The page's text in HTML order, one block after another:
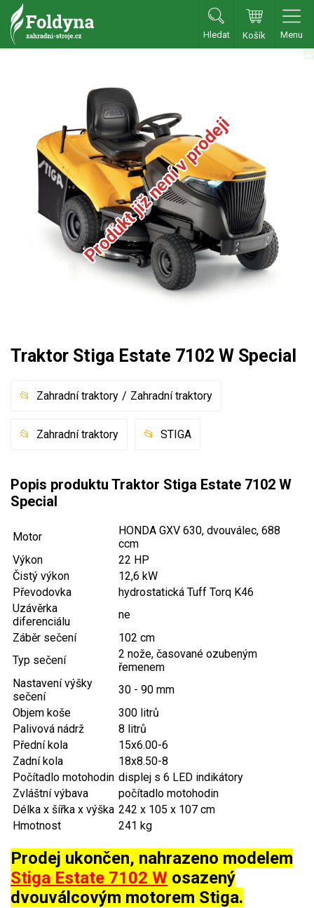
Hledat Košík Menu
Zahradní traktory
Zahradní ridery
Aku traktory
Příslušenství
Sekačky
Benzínové sekačky
Akumulátorové sekačky
Aku křovinořezy a vyžínače
Benzínové pily
Jednoruční pily
Vyvětvovací pily
AKU zahradní technika
Aku křovinořezy a vyžínače
Aku pily
Aku sekačky
Aku STIHL
Aku AL-KO
Štípačka na dřevo
VARI
VARI malotraktory
VARI multifunkční nosiče
Produkt již není v prodeji
Traktor Stiga Estate 7102 W Special
Zahradní traktory Zahradní traktory
Zahradní traktory STIGA
Popis produktu Traktor Stiga Estate 7102 W
Special
Motor
HONDA GXV 630, dvouválec, 688
ccm
Výkon
22 HP
Čistý výkon
12,6 kW
Převodovka
hydrostatická Tuff Torq K46
Uzávěrka
diferenciálu
ne
Záběr sečení
102 cm
Typ sečení
2 nože, časované ozubeným
řemenem
Nastavení výšky
sečení
30 - 90 mm
Objem koše
300 litrů
Palivová nádrž
8 litrů
Přední kola
15x6.00-6
Zadní kola
18x8.50-8
Počítadlo motohodin displej s 6 LED indikátory
Zvláštní výbava
počítadlo motohodin
Délka x šířka x výška 242 x 105 x 107 cm
Hmotnost
241 kg
Prodej ukončen, nahrazeno modelem
Stiga Estate 7102 W osazený
dvouválcovým motorem Stiga.